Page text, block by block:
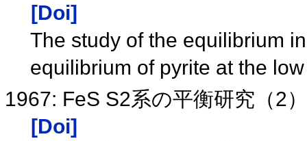
[Doi]
The study of the equilibrium
equilibrium of pyrite at the
1967: FeS S2系の平衡研究（2
[Doi]